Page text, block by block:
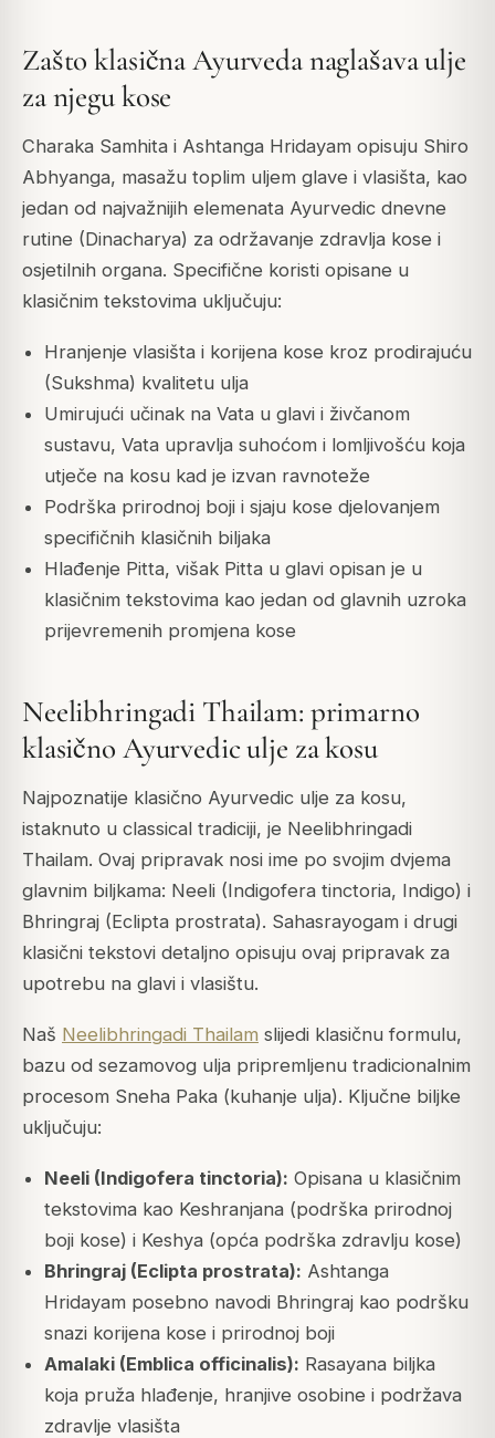
Zašto klasična Ayurveda naglašava ulje
za njegu kose
Charaka Samhita i Ashtanga Hridayam opisuju Shiro
Abhyanga, masažu toplim uljem glave i vlasišta, kao
jedan od najvažnijih elemenata Ayurvedic dnevne
rutine (Dinacharya) za održavanje zdravlja kose i
osjetilnih organa. Specifične koristi opisane u
klasičnim tekstovima uključuju:
Hranjenje vlasišta i korijena kose kroz prodirajuću
(Sukshma) kvalitetu ulja
Umirujući učinak na Vata u glavi i živčanom
sustavu, Vata upravlja suhoćom i lomljivošću koja
utječe na kosu kad je izvan ravnoteže
Podrška prirodnoj boji i sjaju kose djelovanjem
specifičnih klasičnih biljaka
Hlađenje Pitta, višak Pitta u glavi opisan je u
klasičnim tekstovima kao jedan od glavnih uzroka
prijevremenih promjena kose
Neelibhringadi Thailam: primarno
klasično Ayurvedic ulje za kosu
Najpoznatije klasično Ayurvedic ulje za kosu,
istaknuto u classical tradiciji, je Neelibhringadi
Thailam. Ovaj pripravak nosi ime po svojim dvjema
glavnim biljkama: Neeli (Indigofera tinctoria, Indigo) i
Bhringraj (Eclipta prostrata). Sahasrayogam i drugi
klasični tekstovi detaljno opisuju ovaj pripravak za
upotrebu na glavi i vlasištu.
Naš Neelibhringadi Thailam slijedi klasičnu formulu,
bazu od sezamovog ulja pripremljenu tradicionalnim
procesom Sneha Paka (kuhanje ulja). Ključne biljke
uključuju:
Neeli (Indigofera tinctoria): Opisana u klasičnim
tekstovima kao Keshranjana (podrška prirodnoj
boji kose) i Keshya (opća podrška zdravlju kose)
Bhringraj (Eclipta prostrata): Ashtanga
Hridayam posebno navodi Bhringraj kao podršku
snazi korijena kose i prirodnoj boji
Amalaki (Emblica officinalis): Rasayana biljka
koja pruža hlađenje, hranjive osobine i podržava
zdravlje vlasišta